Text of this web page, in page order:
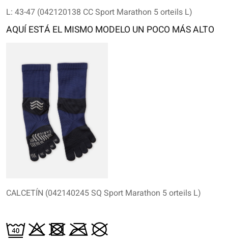
L: 43-47 (042120138 CC Sport Marathon 5 orteils L)
AQUÍ ESTÁ EL MISMO MODELO UN POCO MÁS ALTO
CALCETÍN (042140245 SQ Sport Marathon 5 orteils L)